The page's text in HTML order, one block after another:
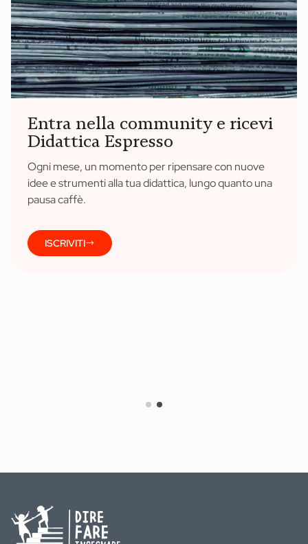
Entra nella community e ricevi
Didattica Espresso
Ogni mese, un momento per ripensare con nuove
idee e strumenti alla tua didattica, lungo quanto una
pausa caffè.
ISCRIVITI